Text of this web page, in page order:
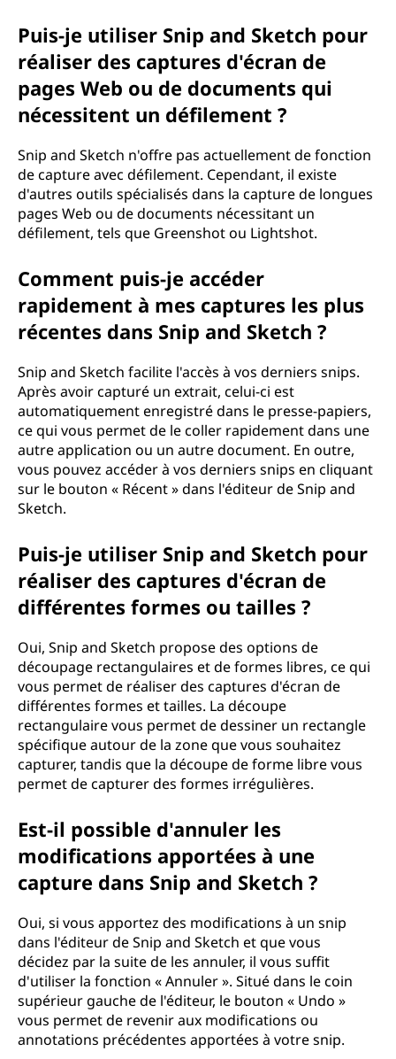
Puis-je utiliser Snip and Sketch pour
réaliser des captures d'écran de
pages Web ou de documents qui
nécessitent un défilement ?
Snip and Sketch n'offre pas actuellement de fonction
de capture avec défilement. Cependant, il existe
d'autres outils spécialisés dans la capture de longues
pages Web ou de documents nécessitant un
défilement, tels que Greenshot ou Lightshot.
Comment puis-je accéder
rapidement à mes captures les plus
récentes dans Snip and Sketch ?
Snip and Sketch facilite l'accès à vos derniers snips.
Après avoir capturé un extrait, celui-ci est
automatiquement enregistré dans le presse-papiers,
ce qui vous permet de le coller rapidement dans une
autre application ou un autre document. En outre,
vous pouvez accéder à vos derniers snips en cliquant
sur le bouton « Récent » dans l'éditeur de Snip and
Sketch.
Puis-je utiliser Snip and Sketch pour
réaliser des captures d'écran de
différentes formes ou tailles ?
Oui, Snip and Sketch propose des options de
découpage rectangulaires et de formes libres, ce qui
vous permet de réaliser des captures d'écran de
différentes formes et tailles. La découpe
rectangulaire vous permet de dessiner un rectangle
spécifique autour de la zone que vous souhaitez
capturer, tandis que la découpe de forme libre vous
permet de capturer des formes irrégulières.
Est-il possible d'annuler les
modifications apportées à une
capture dans Snip and Sketch ?
Oui, si vous apportez des modifications à un snip
dans l'éditeur de Snip and Sketch et que vous
décidez par la suite de les annuler, il vous suffit
d'utiliser la fonction « Annuler ». Situé dans le coin
supérieur gauche de l'éditeur, le bouton « Undo »
vous permet de revenir aux modifications ou
annotations précédentes apportées à votre snip.